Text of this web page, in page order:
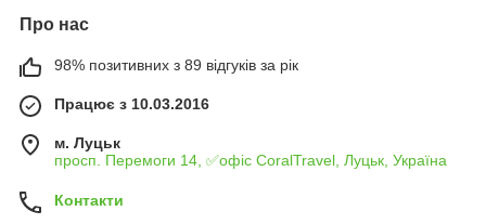
Про нас
98% позитивних з 89 відгуків за рік
Працює з 10.03.2016
м. Луцьк
просп. Перемоги 14, ✅офіс CoralTravel, Луцьк, Україна
Контакти